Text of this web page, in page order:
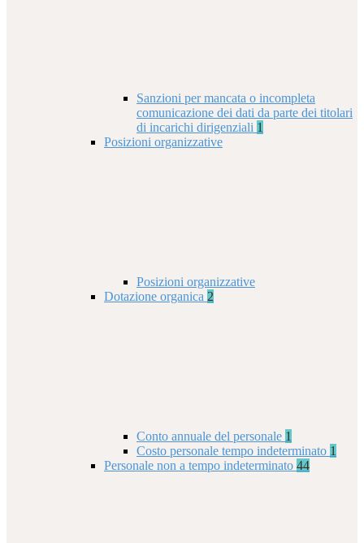
Sanzioni per mancata o incompleta
comunicazione dei dati da parte dei titolari
di incarichi dirigenziali 1
Posizioni organizzative
Posizioni organizzative
Dotazione organica 2
Conto annuale del personale 1
Costo personale tempo indeterminato 1
Personale non a tempo indeterminato 44